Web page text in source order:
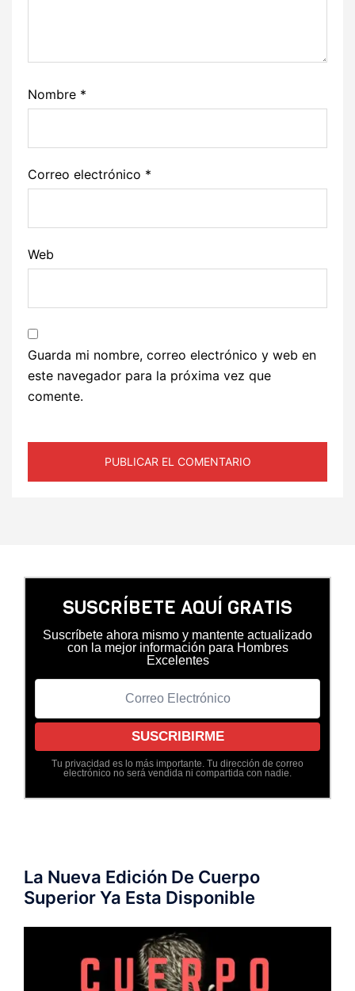
Nombre *
Correo electrónico *
Web
Guarda mi nombre, correo electrónico y web en
este navegador para la próxima vez que
comente.
SUSCRÍBETE AQUÍ GRATIS
Suscríbete ahora mismo y mantente actualizado
con la mejor información para Hombres
Excelentes
Tu privacidad es lo más importante. Tu dirección de correo
electrónico no será vendida ni compartida con nadie.
La Nueva Edición De Cuerpo
Superior Ya Esta Disponible